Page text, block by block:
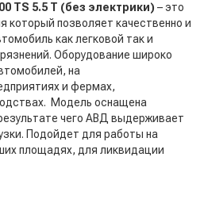
TS 5.5 T (без электрики) – это
который позволяет качественно и
как легковой так и
Оборудование широко
на
и фермах,
Модель оснащена
чего АВД выдерживает
Подойдет для работы на
площадях, для ликвидации